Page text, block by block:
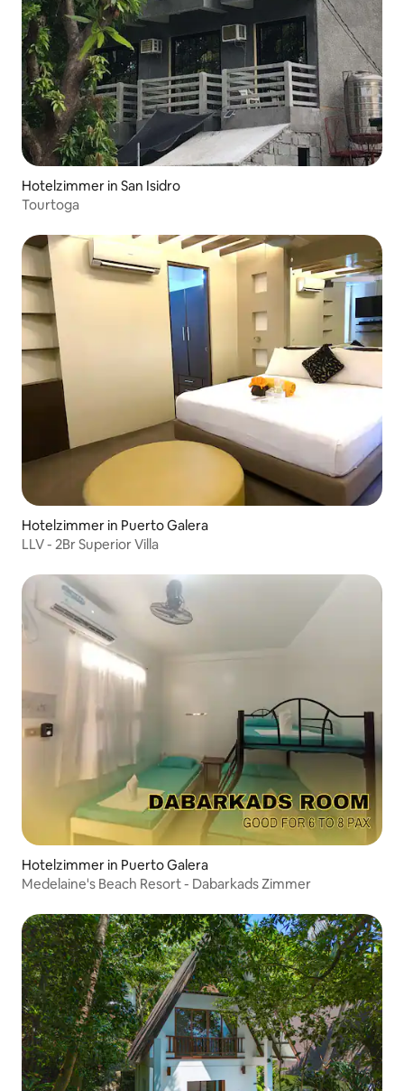
Hotelzimmer in San Isidro
Tourtoga
Hotelzimmer in Puerto Galera
LLV - 2Br Superior Villa
Hotelzimmer in Puerto Galera
Medelaine's Beach Resort - Dabarkads Zimmer